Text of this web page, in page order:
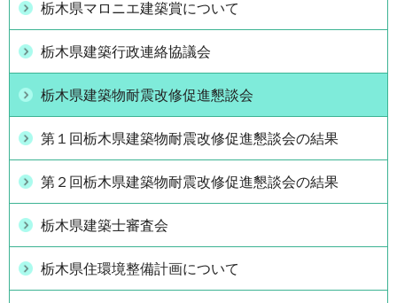
栃木県マロニエ建築賞について
栃木県建築行政連絡協議会
栃木県建築物耐震改修促進懇談会
第１回栃木県建築物耐震改修促進懇談会の結果
第２回栃木県建築物耐震改修促進懇談会の結果
栃木県建築士審査会
栃木県住環境整備計画について